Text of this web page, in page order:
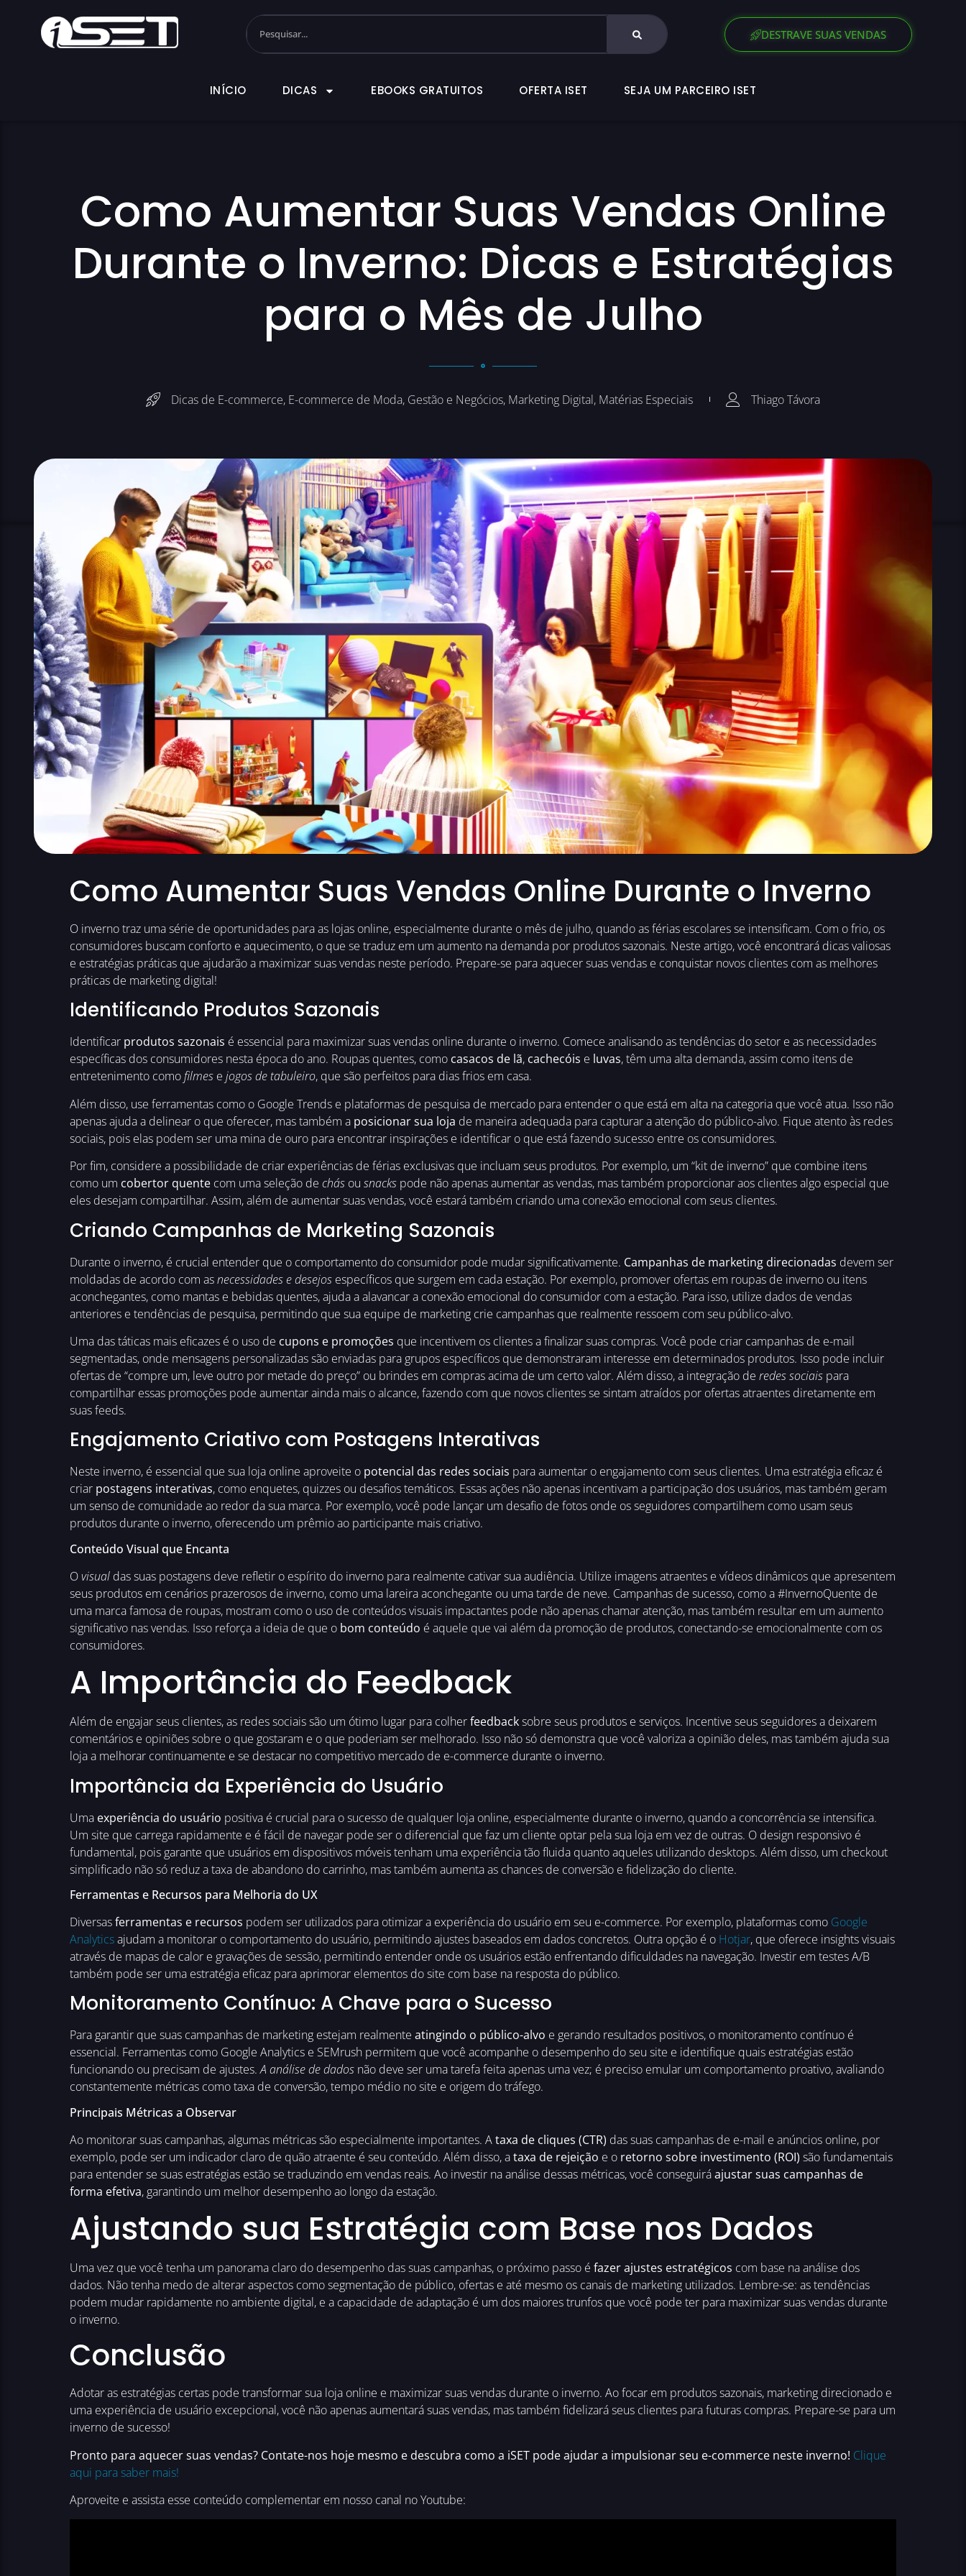
DESTRAVE SUAS VENDAS
INÍCIO DICAS SEJA UM PARCEIRO ISET
INÍCIO DICAS EBOOKS GRATUITOS OFERTA ISET SEJA UM PARCEIRO ISET
Como Aumentar Suas Vendas Online
Durante o Inverno: Dicas e Estratégias
para o Mês de Julho
Dicas de E-commerce, E-commerce de Moda, Gestão e Negócios, Marketing Digital, Matérias Especiais Thiago Távora
Como Aumentar Suas Vendas Online Durante o Inverno
O inverno traz uma série de oportunidades para as lojas online, especialmente durante o mês de julho, quando as férias escolares se intensificam. Com o frio, os
consumidores buscam conforto e aquecimento, o que se traduz em um aumento na demanda por produtos sazonais. Neste artigo, você encontrará dicas valiosas
e estratégias práticas que ajudarão a maximizar suas vendas neste período. Prepare-se para aquecer suas vendas e conquistar novos clientes com as melhores
práticas de marketing digital!
Identificando Produtos Sazonais
Identificar produtos sazonais é essencial para maximizar suas vendas online durante o inverno. Comece analisando as tendências do setor e as necessidades
específicas dos consumidores nesta época do ano. Roupas quentes, como casacos de lã, cachecóis e luvas, têm uma alta demanda, assim como itens de
entretenimento comofilmes e jogos de tabuleiro, que são perfeitos para dias frios em casa.
Além disso, use ferramentas como o Google Trends e plataformas de pesquisa de mercado para entender o que está em alta na categoria que você atua. Isso não
apenas ajuda a delinear o que oferecer, mas também a posicionar sua loja de maneira adequada para capturar a atenção do público-alvo. Fique atento às redes
sociais, pois elas podem ser uma mina de ouro para encontrar inspirações e identificar o que está fazendo sucesso entre os consumidores.
Por fim, considere a possibilidade de criar experiências de férias exclusivas que incluam seus produtos. Por exemplo, um “kit de inverno” que combine itens
como um cobertor quente com uma seleção de chás ou snacks pode não apenas aumentar as vendas, mas também proporcionar aos clientes algo especial que
eles desejam compartilhar. Assim, além de aumentar suas vendas, você estará também criando uma conexão emocional com seus clientes.
Criando Campanhas de Marketing Sazonais
Durante o inverno, é crucial entender que o comportamento do consumidor pode mudar significativamente. Campanhas de marketing direcionadas devem ser
moldadas de acordo com asnecessidades e desejos específicos que surgem em cada estação. Por exemplo, promover ofertas em roupas de inverno ou itens
aconchegantes, como mantas e bebidas quentes, ajuda a alavancar a conexão emocional do consumidor com a estação. Para isso, utilize dados de vendas
anteriores e tendências de pesquisa, permitindo que sua equipe de marketing crie campanhas que realmente ressoem com seu público-alvo.
Uma das táticas mais eficazes é o uso de cupons e promoções que incentivem os clientes a finalizar suas compras. Você pode criar campanhas de e-mail
segmentadas, onde mensagens personalizadas são enviadas para grupos específicos que demonstraram interesse em determinados produtos. Isso pode incluir
ofertas de “compre um, leve outro por metade do preço” ou brindes em compras acima de um certo valor. Além disso, a integração de redes sociais para
compartilhar essas promoções pode aumentar ainda mais o alcance, fazendo com que novos clientes se sintam atraídos por ofertas atraentes diretamente em
suas feeds.
Engajamento Criativo com Postagens Interativas
Neste inverno, é essencial que sua loja online aproveite o potencial das redes sociais para aumentar o engajamento com seus clientes. Uma estratégia eficaz é
criar postagens interativas, como enquetes, quizzes ou desafios temáticos. Essas ações não apenas incentivam a participação dos usuários, mas também geram
um senso de comunidade ao redor da sua marca. Por exemplo, você pode lançar um desafio de fotos onde os seguidores compartilhem como usam seus
produtos durante o inverno, oferecendo um prêmio ao participante mais criativo.
Conteúdo Visual que Encanta
Ovisual das suas postagens deve refletir o espírito do inverno para realmente cativar sua audiência. Utilize imagens atraentes e vídeos dinâmicos que apresentem
seus produtos em cenários prazerosos de inverno, como uma lareira aconchegante ou uma tarde de neve. Campanhas de sucesso, como a #InvernoQuente de
uma marca famosa de roupas, mostram como o uso de conteúdos visuais impactantes pode não apenas chamar atenção, mas também resultar em um aumento
significativo nas vendas. Isso reforça a ideia de que o bom conteúdo é aquele que vai além da promoção de produtos, conectando-se emocionalmente com os
consumidores.
A Importância do Feedback
Além de engajar seus clientes, as redes sociais são um ótimo lugar para colherfeedbacksobre seus produtos e serviços. Incentive seus seguidores a deixarem
comentários e opiniões sobre o que gostaram e o que poderiam ser melhorado. Isso não só demonstra que você valoriza a opinião deles, mas também ajuda sua
loja a melhorar continuamente e se destacar no competitivo mercado de e-commerce durante o inverno.
Importância da Experiência do Usuário
Uma experiência do usuário positiva é crucial para o sucesso de qualquer loja online, especialmente durante o inverno, quando a concorrência se intensifica.
Um site que carrega rapidamente e é fácil de navegar pode ser o diferencial que faz um cliente optar pela sua loja em vez de outras. O design responsivo é
fundamental, pois garante que usuários em dispositivos móveis tenham uma experiência tão fluida quanto aqueles utilizando desktops. Além disso, um checkout
simplificado não só reduz a taxa de abandono do carrinho, mas também aumenta as chances de conversão e fidelização do cliente.
Ferramentas e Recursos para Melhoria do UX
Diversasferramentas e recursos podem ser utilizados para otimizar a experiência do usuário em seu e-commerce. Por exemplo, plataformas como Google
Analyticsajudam a monitorar o comportamento do usuário, permitindo ajustes baseados em dados concretos. Outra opção é o Hotjar, que oferece insights visuais
através de mapas de calor e gravações de sessão, permitindo entender onde os usuários estão enfrentando dificuldades na navegação. Investir em testes A/B
também pode ser uma estratégia eficaz para aprimorar elementos do site com base na resposta do público.
Monitoramento Contínuo: A Chave para o Sucesso
Para garantir que suas campanhas de marketing estejam realmente atingindo o público-alvo e gerando resultados positivos, o monitoramento contínuo é
essencial. Ferramentas como Google Analytics e SEMrush permitem que você acompanhe o desempenho do seu site e identifique quais estratégias estão
funcionando ou precisam de ajustes.A análise de dados não deve ser uma tarefa feita apenas uma vez; é preciso emular um comportamento proativo, avaliando
constantemente métricas como taxa de conversão, tempo médio no site e origem do tráfego.
Principais Métricas a Observar
Ao monitorar suas campanhas, algumas métricas são especialmente importantes. Ataxa de cliques (CTR) das suas campanhas de e-mail e anúncios online, por
exemplo, pode ser um indicador claro de quão atraente é seu conteúdo. Além disso, ataxa de rejeição e o retorno sobre investimento (ROI) são fundamentais
para entender se suas estratégias estão se traduzindo em vendas reais. Ao investir na análise dessas métricas, você conseguiráajustar suas campanhas de
forma efetiva, garantindo um melhor desempenho ao longo da estação.
Ajustando sua Estratégia com Base nos Dados
Uma vez que você tenha um panorama claro do desempenho das suas campanhas, o próximo passo é fazer ajustes estratégicos com base na análise dos
dados. Não tenha medo de alterar aspectos como segmentação de público, ofertas e até mesmo os canais de marketing utilizados. Lembre-se: as tendências
podem mudar rapidamente no ambiente digital, e a capacidade de adaptação é um dos maiores trunfos que você pode ter para maximizar suas vendas durante
o inverno.
Conclusão
Adotar as estratégias certas pode transformar sua loja online e maximizar suas vendas durante o inverno. Ao focar em produtos sazonais, marketing direcionado e
uma experiência de usuário excepcional, você não apenas aumentará suas vendas, mas também fidelizará seus clientes para futuras compras. Prepare-se para um
inverno de sucesso!
Pronto para aquecer suas vendas? Contate-nos hoje mesmo e descubra como a iSET pode ajudar a impulsionar seu e-commerce neste inverno! Clique
aqui para saber mais!
Aproveite e assista esse conteúdo complementar em nosso canal no Youtube: